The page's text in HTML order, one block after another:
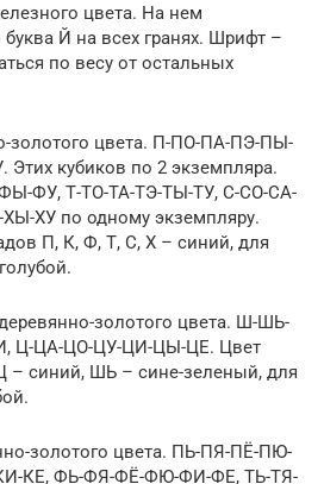
цвета. На нем
буква Й на всех гранях. Шрифт –
по весу от остальных
золотого цвета. П-ПО-ПА-ПЭ-ПЫ-
кубиков по 2 экземпляра.
ФУ, Т-ТО-ТА-ТЭ-ТЫ-ТУ, С-СО-СА-
ХУ по одному экземпляру.
П, К, Ф, Т, С, Х – синий, для
золотого цвета. Ш-ШЬ-
ЦА-ЦО-ЦУ-ЦИ-ЦЫ-ЦЕ. Цвет
– синий, ШЬ – сине-зеленый, для
золотого цвета. ПЬ-ПЯ-ПЁ-ПЮ-
КЕ, ФЬ-ФЯ-ФЁ-ФЮ-ФИ-ФЕ, ТЬ-ТЯ-